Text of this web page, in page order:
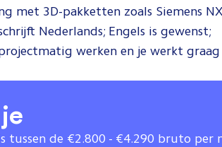
met 3D-pakketten zoals Siemens
Nederlands; Engels is gewenst;
werken en je werkt
tussen de €2.800 - €4.290 bruto per